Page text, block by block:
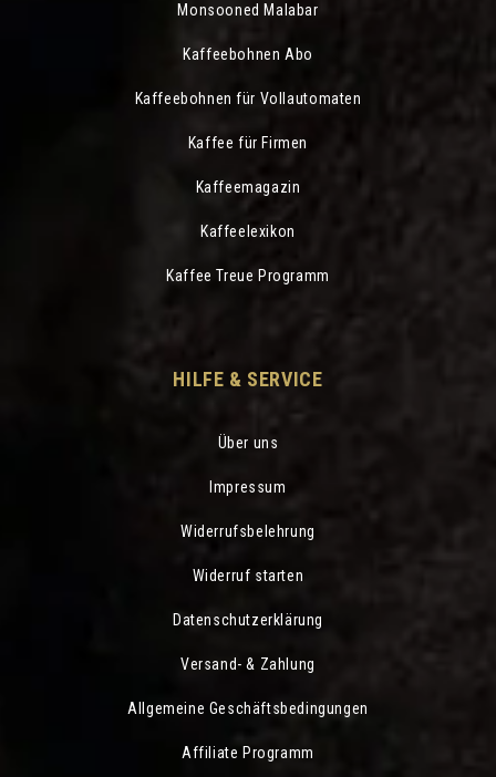
Monsooned Malabar
Kaffeebohnen Abo
Kaffeebohnen für Vollautomaten
Kaffee für Firmen
Kaffeemagazin
Kaffeelexikon
Kaffee Treue Programm
HILFE & SERVICE
Über uns
Impressum
Widerrufsbelehrung
Widerruf starten
Datenschutzerklärung
Versand- & Zahlung
Allgemeine Geschäftsbedingungen
Affiliate Programm